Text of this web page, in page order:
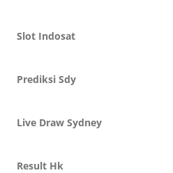
Slot Indosat
Prediksi Sdy
Live Draw Sydney
Result Hk